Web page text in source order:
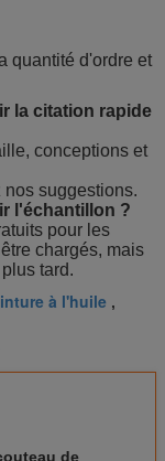
quantité d'ordre et
la citation rapide
conceptions et
suggestions.
l'échantillon ?
pour les
chargés, mais
tard.
à l'huile ,
de